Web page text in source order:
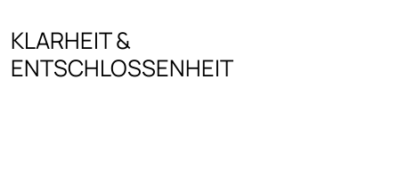
KLARHEIT &
ENTSCHLOSSENHEIT